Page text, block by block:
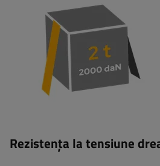
Rezistența la tensiune